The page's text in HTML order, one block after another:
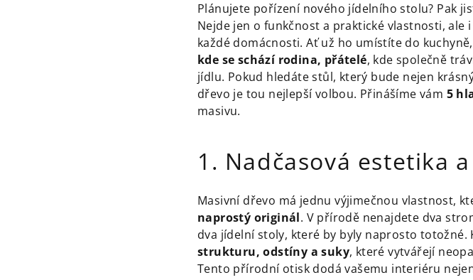
Plánujete pořízení nového jídelního stolu? Pak
Nejde jen o funkčnost a praktické vlastnosti,
každé domácnosti. Ať už ho umístíte do
kde se schází rodina, přátelé, kde společně
jídlu. Pokud hledáte stůl, který bude nejen
dřevo je tou nejlepší volbou. Přinášíme vám 5
masivu.
1. Nadčasová estetika
Masivní dřevo má jednu výjimečnou vlastnost,
naprostý originál. V přírodě nenajdete dva
dva jídelní stoly, které by byly naprosto totožné.
strukturu, odstíny a suky, které vytvářejí
Tento přírodní otisk dodá vašemu interiéru